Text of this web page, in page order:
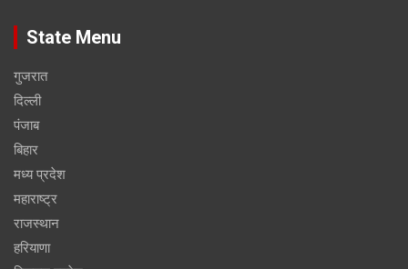
State Menu
गुजरात
दिल्ली
पंजाब
बिहार
मध्य प्रदेश
महाराष्ट्र
राजस्थान
हरियाणा